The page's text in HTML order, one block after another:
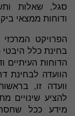
סגל, שאלות
ודוחות ממצאי
הפרויקט
בחינת כלל
הדוחות העיתיים
הוועדה לבחינת
וועדה זו,
להציע שינויים
מידע ככל